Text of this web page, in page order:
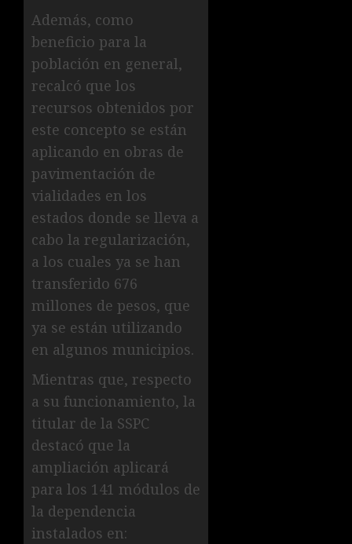
Además, como
beneficio para la
población en general,
recalcó que los
recursos obtenidos por
este concepto se están
aplicando en obras de
pavimentación de
vialidades en los
estados donde se lleva a
cabo la regularización,
a los cuales ya se han
transferido 676
millones de pesos, que
ya se están utilizando
en algunos municipios.
Mientras que, respecto
a su funcionamiento, la
titular de la SSPC
destacó que la
ampliación aplicará
para los 141 módulos de
la dependencia
instalados en: